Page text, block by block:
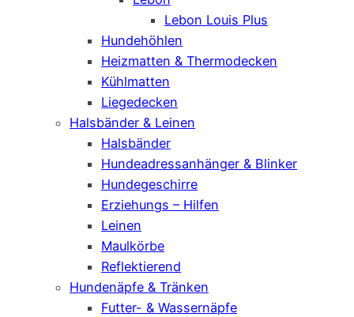
Lebon Louis Plus
Hundehöhlen
Heizmatten & Thermodecken
Kühlmatten
Liegedecken
Halsbänder & Leinen
Halsbänder
Hundeadressanhänger & Blinker
Hundegeschirre
Erziehungs – Hilfen
Leinen
Maulkörbe
Reflektierend
Hundenäpfe & Tränken
Futter- & Wassernäpfe